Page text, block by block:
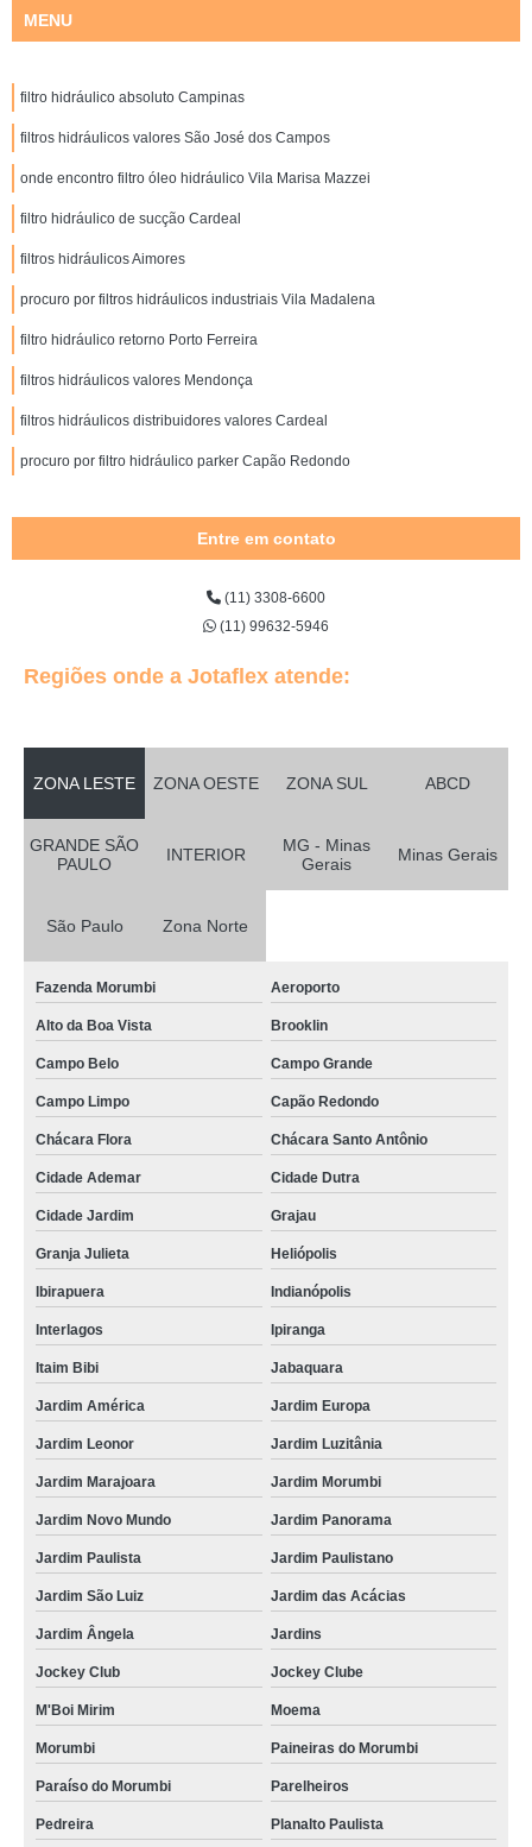
MENU
filtro hidráulico absoluto Campinas
filtros hidráulicos valores São José dos Campos
onde encontro filtro óleo hidráulico Vila Marisa Mazzei
filtro hidráulico de sucção Cardeal
filtros hidráulicos Aimores
procuro por filtros hidráulicos industriais Vila Madalena
filtro hidráulico retorno Porto Ferreira
filtros hidráulicos valores Mendonça
filtros hidráulicos distribuidores valores Cardeal
procuro por filtro hidráulico parker Capão Redondo
Entre em contato
(11) 3308-6600
(11) 99632-5946
Regiões onde a Jotaflex atende:
ZONA LESTE ZONA OESTE ZONA SUL ABCD
GRANDE SÃO
PAULO
INTERIOR
MG - Minas
Gerais
Minas Gerais
São Paulo Zona Norte
Fazenda Morumbi Aeroporto
Alto da Boa Vista Brooklin
Campo Belo Campo Grande
Campo Limpo Capão Redondo
Chácara Flora Chácara Santo Antônio
Cidade Ademar Cidade Dutra
Cidade Jardim Grajau
Granja Julieta Heliópolis
Ibirapuera Indianópolis
Interlagos Ipiranga
Itaim Bibi Jabaquara
Jardim América Jardim Europa
Jardim Leonor Jardim Luzitânia
Jardim Marajoara Jardim Morumbi
Jardim Novo Mundo Jardim Panorama
Jardim Paulista Jardim Paulistano
Jardim São Luiz Jardim das Acácias
Jardim Ângela Jardins
Jockey Club Jockey Clube
M'Boi Mirim Moema
Morumbi Paineiras do Morumbi
Paraíso do Morumbi Parelheiros
Pedreira Planalto Paulista